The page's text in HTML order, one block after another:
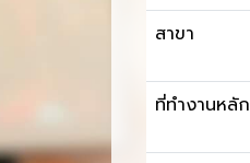
สาขา
ที่ทำงานหลัก